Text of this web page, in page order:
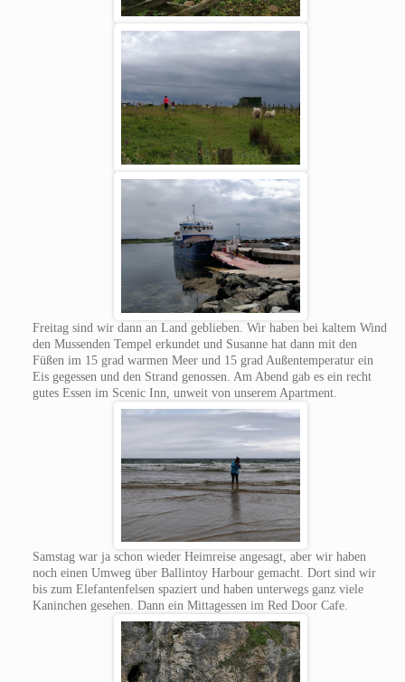
Freitag sind wir dann an Land geblieben. Wir haben bei kaltem Wind
den Mussenden Tempel erkundet und Susanne hat dann mit den
Füßen im 15 grad warmen Meer und 15 grad Außentemperatur ein
Eis gegessen und den Strand genossen. Am Abend gab es ein recht
gutes Essen im Scenic Inn, unweit von unserem Apartment.
Samstag war ja schon wieder Heimreise angesagt, aber wir haben
noch einen Umweg über Ballintoy Harbour gemacht. Dort sind wir
bis zum Elefantenfelsen spaziert und haben unterwegs ganz viele
Kaninchen gesehen. Dann ein Mittagessen im Red Door Cafe.